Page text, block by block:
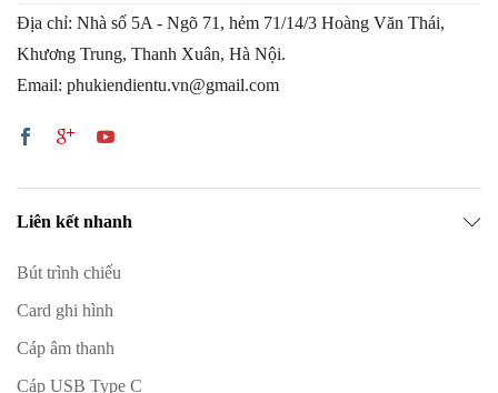
Địa chỉ: Nhà số 5A - Ngõ 71, hẻm 71/14/3 Hoàng Văn Thái,
Khương Trung, Thanh Xuân, Hà Nội.
Email: phukiendientu.vn@gmail.com
Liên kết nhanh
Bút trình chiếu
Card ghi hình
Cáp âm thanh
Cáp USB Type C